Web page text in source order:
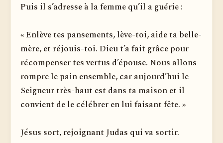
Puis il s’adresse à la femme qu’il a guérie :
« Enlève tes pansements, lève-toi, aide ta belle-
mère, et réjouis-toi. Dieu t’a fait grâce pour
récompenser tes vertus d’épouse. Nous allons
rompre le pain ensemble, car aujourd’hui le
Seigneur très-haut est dans ta maison et il
convient de le célébrer en lui faisant fête. »
Jésus sort, rejoignant Judas qui va sortir.